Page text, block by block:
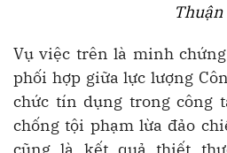
Thuận
Vụ việc trên là minh
phối hợp giữa lực lượng
chức tín dụng trong công
chống tội phạm lừa đảo
cũng là kết quả thiết